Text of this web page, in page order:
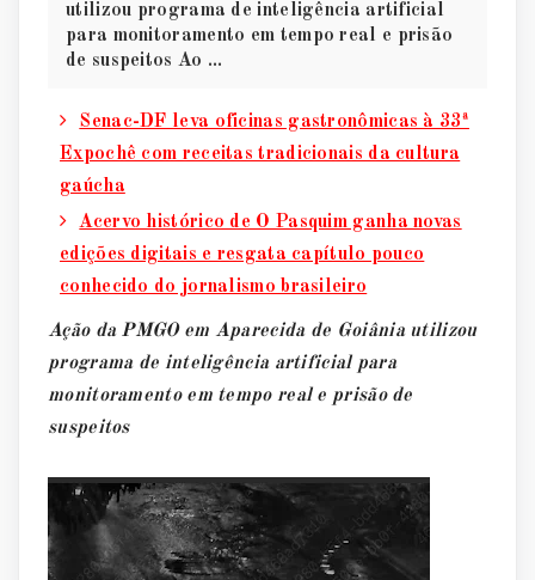
utilizou programa de inteligência artificial
para monitoramento em tempo real e prisão
de suspeitos Ao ...
Senac-DF leva oficinas gastronômicas à 33ª
Expochê com receitas tradicionais da cultura
gaúcha
Acervo histórico de O Pasquim ganha novas
edições digitais e resgata capítulo pouco
conhecido do jornalismo brasileiro
Ação da PMGO em Aparecida de Goiânia utilizou
programa de inteligência artificial para
monitoramento em tempo real e prisão de
suspeitos